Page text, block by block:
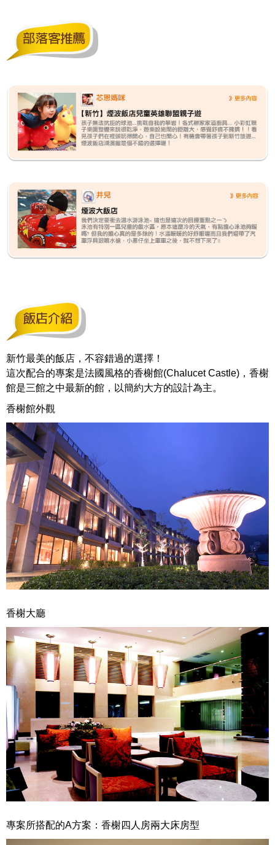
新竹最美的飯店，不容錯過的選擇！
這次配合的專案是法國風格的香榭館(Chalucet Castle)，香榭
館是三館之中最新的館，以簡約大方的設計為主。
香榭館外觀
香榭大廳
專案所搭配的A方案：香榭四人房兩大床房型